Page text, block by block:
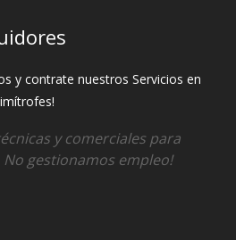
y contrate nuestros Servicios en
y comerciales para
gestionamos empleo!